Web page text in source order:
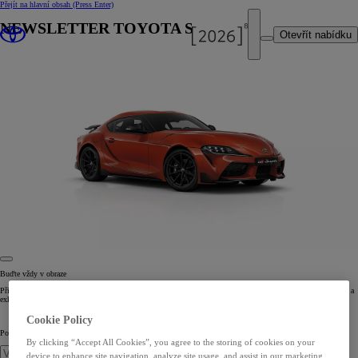
Přejít na hlavní obsah (Press Enter)
Otevřít nabídku
NEWSLETTER TOYOTA SUPRA
Buďte vždy v obraze
Přihlaste se k odběru elektronického zpravodaje pro novou Toyotu Supra a buďte prvním, kdo získá novinky a
exkluzivní snímky i videa.
Povězte nám něco o sobě
Cookie Policy
By clicking “Accept All Cookies”, you agree to the storing of cookies on your
device to enhance site navigation, analyze site usage, and assist in our marketing